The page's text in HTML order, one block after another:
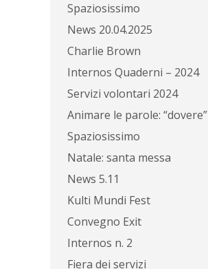
Spaziosissimo
News 20.04.2025
Charlie Brown
Internos Quaderni – 2024
Servizi volontari 2024
Animare le parole: “dovere”
Spaziosissimo
Natale: santa messa
News 5.11
Kulti Mundi Fest
Convegno Exit
Internos n. 2
Fiera dei servizi